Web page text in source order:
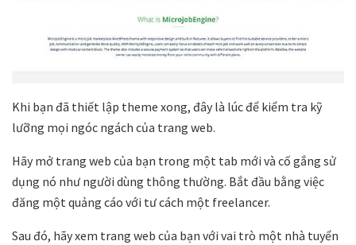
Khi bạn đã thiết lập theme xong, đây là lúc để kiểm tra kỹ
lưỡng mọi ngóc ngách của trang web.
Hãy mở trang web của bạn trong một tab mới và cố gắng sử
dụng nó như người dùng thông thường. Bắt đầu bằng việc
đăng một quảng cáo với tư cách một freelancer.
Sau đó, hãy xem trang web của bạn với vai trò một nhà tuyển